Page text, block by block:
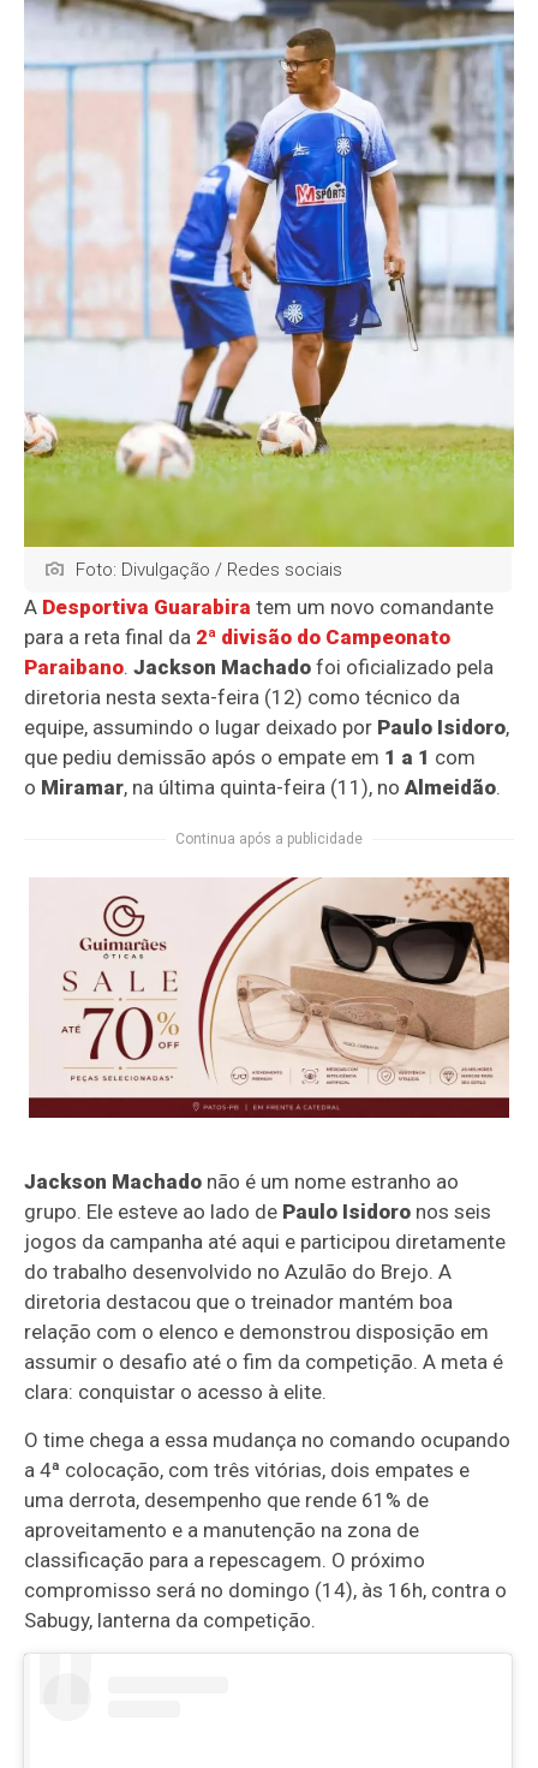
Foto: Divulgação / Redes sociais
A Desportiva Guarabira tem um novo comandante
para a reta final da 2ª divisão do Campeonato
Paraibano.Jackson Machado foi oficializado pela
diretoria nesta sexta-feira (12) como técnico da
equipe, assumindo o lugar deixado por Paulo Isidoro,
que pediu demissão após o empate em 1 a 1 com
o Miramar, na última quinta-feira (11), noAlmeidão.
Continua após a publicidade
Jackson Machado não é um nome estranho ao
grupo. Ele esteve ao lado de Paulo Isidoro nos seis
jogos da campanha até aqui e participou diretamente
do trabalho desenvolvido no Azulão do Brejo. A
diretoria destacou que o treinador mantém boa
relação com o elenco e demonstrou disposição em
assumir o desafio até o fim da competição. A meta é
clara: conquistar o acesso à elite.
O time chega a essa mudança no comando ocupando
a 4ª colocação, com três vitórias, dois empates e
uma derrota, desempenho que rende 61% de
aproveitamento e a manutenção na zona de
classificação para a repescagem. O próximo
compromisso será no domingo (14), às 16h, contra o
Sabugy, lanterna da competição.